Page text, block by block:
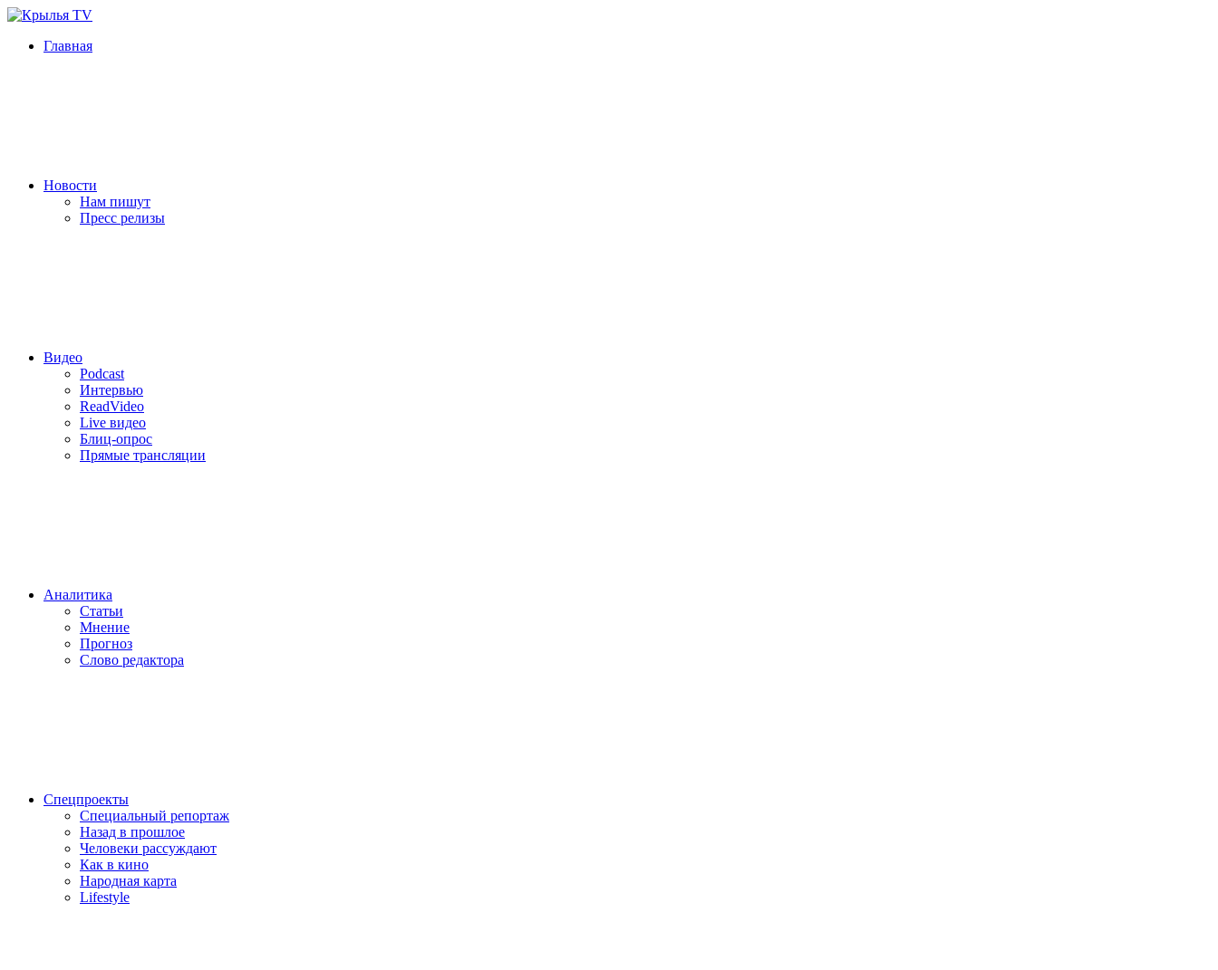
Главная
Новости
Нам пишут
Пресс релизы
Видео
Podcast
Интервью
ReadVideo
Live видео
Блиц-опрос
Прямые трансляции
Аналитика
Статьи
Мнение
Прогноз
Cлово редактора
Спецпроекты
Специальный репортаж
Назад в прошлое
Человеки рассуждают
Как в кино
Народная карта
Lifestyle